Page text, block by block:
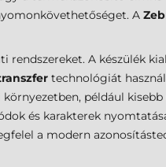
A
A készülék
technológiát
például
és karakterek
a modern